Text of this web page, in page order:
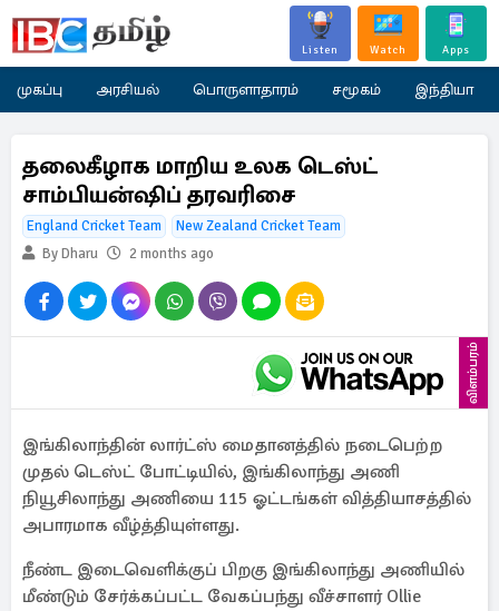
Listen Watch Apps
முகப்பு அரசியல் பொருளாதாரம் சமூகம் இந்தியா
தலைகீழாக மாறிய உலக டெஸ்ட்
சாம்பியன்ஷிப் தரவரிசை
England Cricket Team
New Zealand Cricket Team
By Dharu
2 months ago
விளம்பரம்
இங்கிலாந்தின் லார்ட்ஸ் மைதானத்தில் நடைபெற்ற
முதல் டெஸ்ட் போட்டியில், இங்கிலாந்து அணி
நியூசிலாந்து அணியை 115 ஓட்டங்கள் வித்தியாசத்தில்
அபாரமாக வீழ்த்தியுள்ளது.
நீண்ட இடைவெளிக்குப் பிறகு இங்கிலாந்து அணியில்
மீண்டும் சேர்க்கப்பட்ட வேகப்பந்து வீச்சாளர் Ollie